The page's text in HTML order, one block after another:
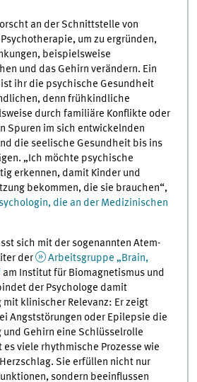
an der Schnittstelle von
um zu ergründen,
beispielsweise
und das Gehirn verändern. Ein
ihr die psychische Gesundheit
denn frühkindliche
durch familiäre Konflikte oder
Spuren im sich entwickelnden
die seelische Gesundheit bis ins
„Ich möchte psychische
erkennen, damit Kinder und
bekommen, die sie brauchen“,
die an der Medizinischen
sich mit der sogenannten Atem-
der
Arbeitsgruppe „Brain,
am Institut für Biomagnetismus und
der Psychologe damit
klinischer Relevanz: Er zeigt
Angststörungen oder Epilepsie die
und Gehirn eine Schlüsselrolle
viele rhythmische Prozesse wie
Sie erfüllen nicht nur
sondern beeinflussen